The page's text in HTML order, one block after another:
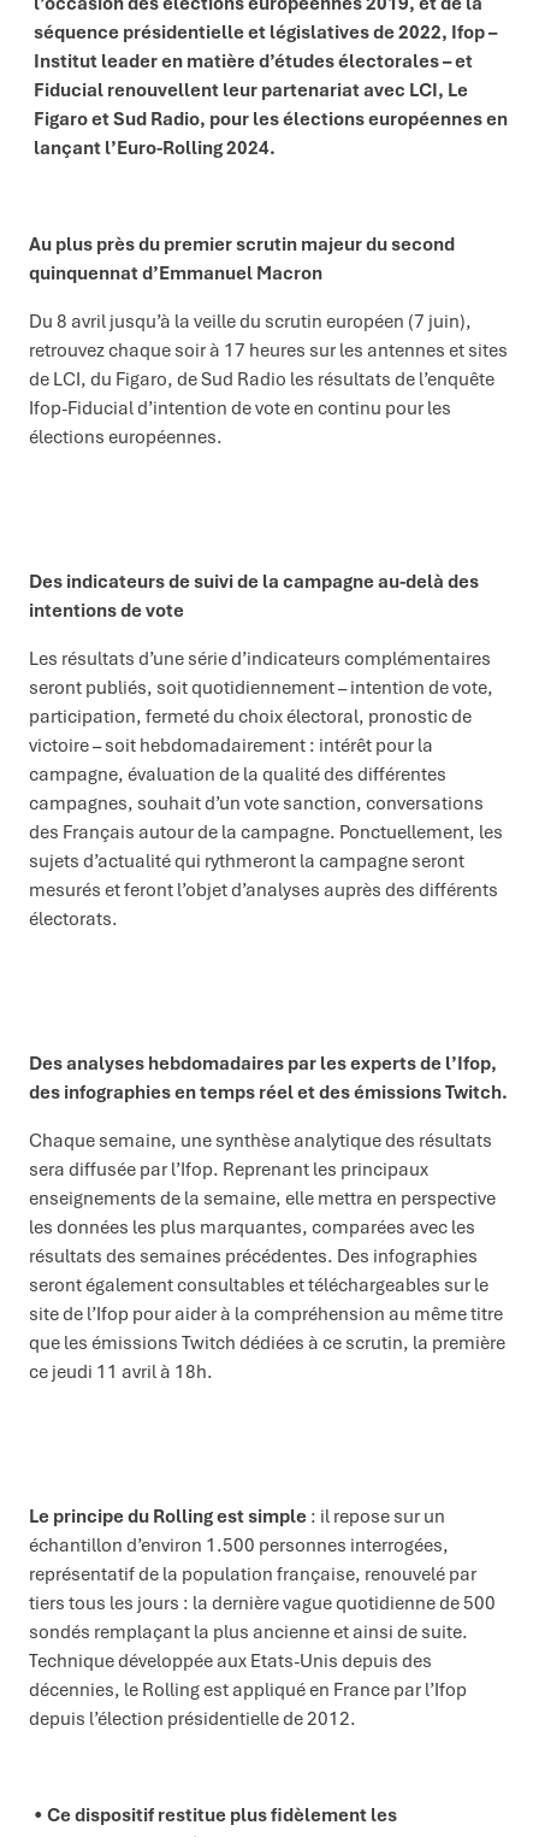
séquence présidentielle et législatives de 2022, Ifop –
Institut leader en matière d’études électorales – et
Fiducial renouvellent leur partenariat avec LCI, Le
Figaro et Sud Radio, pour les élections européennes en
lançant l’Euro-Rolling 2024.
Au plus près du premier scrutin majeur du second
quinquennat d’Emmanuel Macron
Du 8 avril jusqu’à la veille du scrutin européen (7 juin),
retrouvez chaque soir à 17 heures sur les antennes et sites
de LCI, du Figaro, de Sud Radio les résultats de l’enquête
Ifop-Fiducial d’intention de vote en continu pour les
élections européennes.
Des indicateurs de suivi de la campagne au-delà des
intentions de vote
Les résultats d’une série d’indicateurs complémentaires
seront publiés, soit quotidiennement – intention de vote,
participation, fermeté du choix électoral, pronostic de
victoire – soit hebdomadairement : intérêt pour la
campagne, évaluation de la qualité des différentes
campagnes, souhait d’un vote sanction, conversations
des Français autour de la campagne. Ponctuellement, les
sujets d’actualité qui rythmeront la campagne seront
mesurés et feront l’objet d’analyses auprès des différents
électorats.
Des analyses hebdomadaires par les experts de l’Ifop,
des infographies en temps réel et des émissions Twitch.
Chaque semaine, une synthèse analytique des résultats
sera diffusée par l’Ifop. Reprenant les principaux
enseignements de la semaine, elle mettra en perspective
les données les plus marquantes, comparées avec les
résultats des semaines précédentes. Des infographies
seront également consultables et téléchargeables sur le
site de l’Ifop pour aider à la compréhension au même titre
que les émissions Twitch dédiées à ce scrutin, la première
ce jeudi 11 avril à 18h.
Le principe du Rolling est simple : il repose sur un
échantillon d’environ 1.500 personnes interrogées,
représentatif de la population française, renouvelé par
tiers tous les jours : la dernière vague quotidienne de 500
sondés remplaçant la plus ancienne et ainsi de suite.
Technique développée aux Etats-Unis depuis des
décennies, le Rolling est appliqué en France par l’Ifop
depuis l’élection présidentielle de 2012.
Ce dispositif restitue plus fidèlement les